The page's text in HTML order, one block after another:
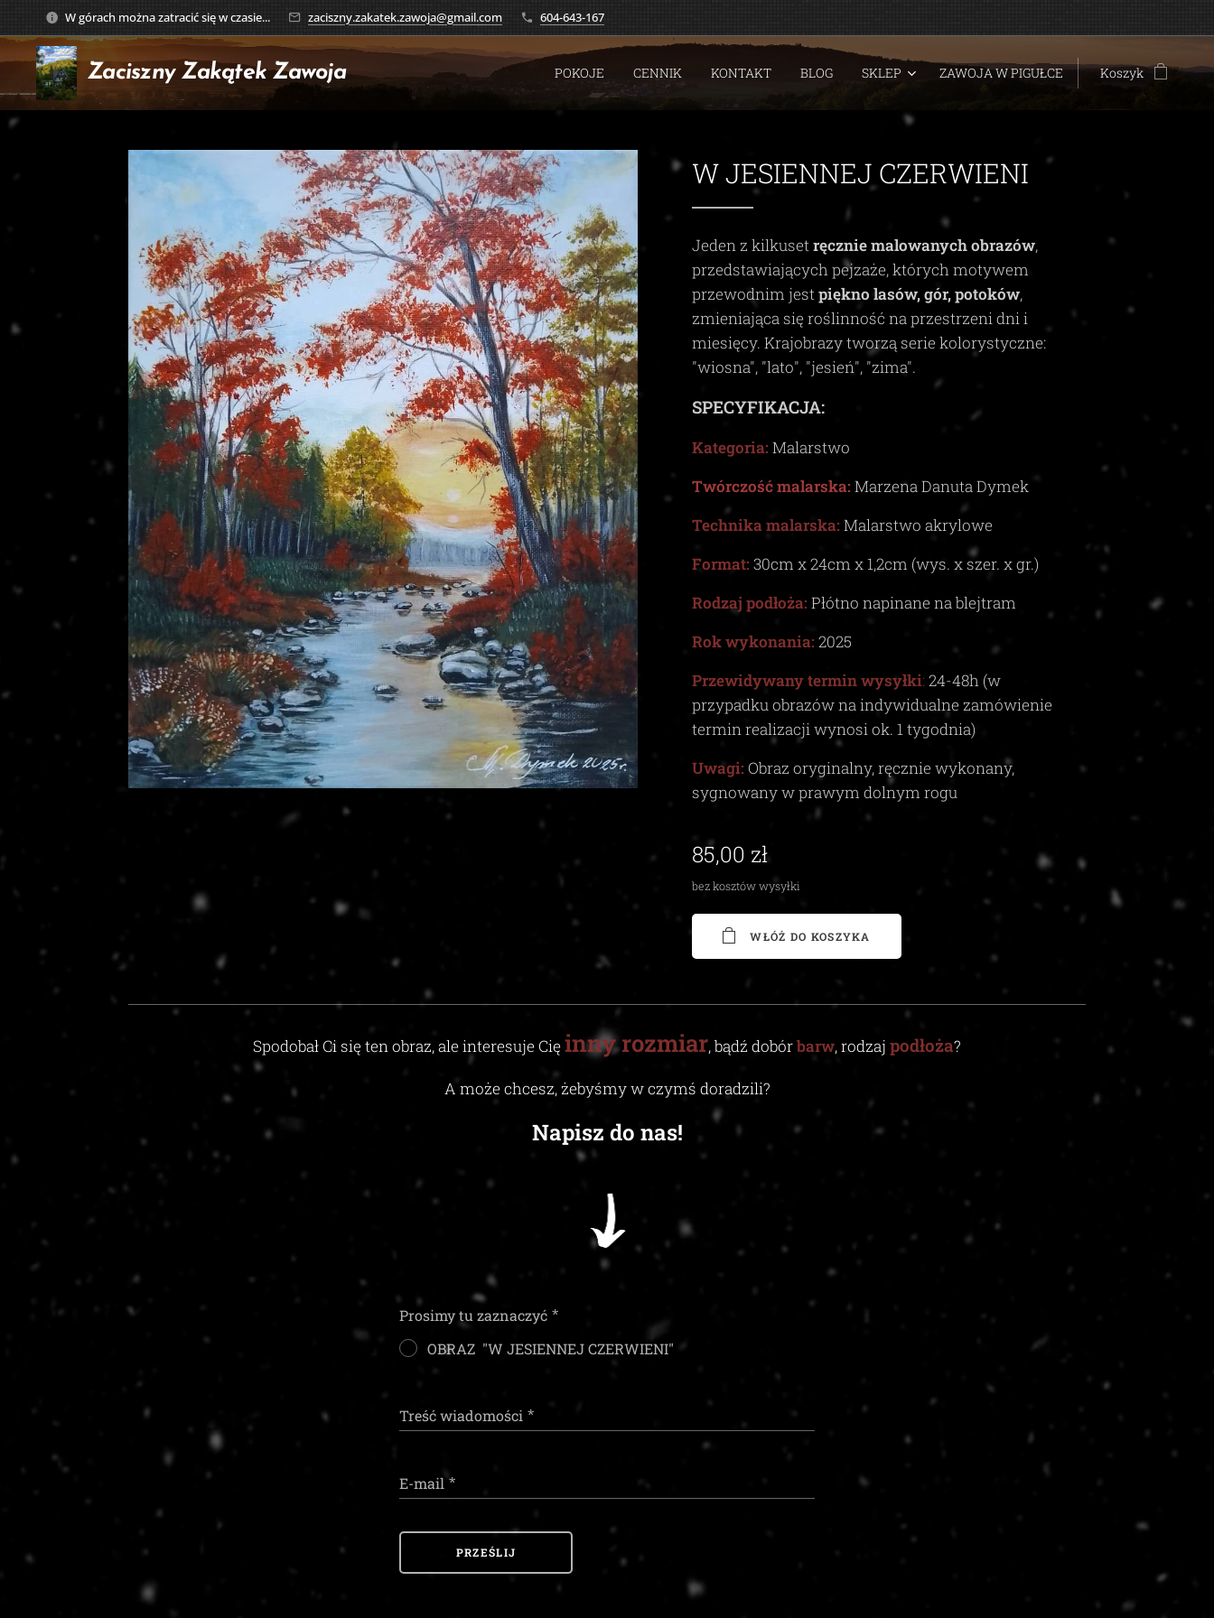
W górach można zatracić się w czasie... zaciszny.zakatek.zawoja@gmail.com 604-643-167
Zaciszny Zakątek Zawoja POKOJE CENNIK KONTAKT BLOG SKLEP ZAWOJA W PIGUŁCE Koszyk
W JESIENNEJ CZERWIENI
Jeden z kilkusetręcznie malowanych obrazów,
przedstawiających pejzaże, których motywem
przewodnim jestpiękno lasów, gór, potoków,
zmieniająca się roślinność na przestrzeni dni i
miesięcy. Krajobrazy tworzą serie kolorystyczne:
"wiosna", "lato", "jesień", "zima".
SPECYFIKACJA:
Kategoria: Malarstwo
Twórczość malarska: Marzena Danuta Dymek
Technika malarska: Malarstwo akrylowe
Format: 30cm x 24cm x1,2cm (wys. x szer. x gr.)
Rodzaj podłoża: Płótno napinane na blejtram
Rok wykonania: 2025
Przewidywany termin wysyłki:24-48h (w
przypadku obrazów na indywidualne zamówienie
termin realizacji wynosi ok.1tygodnia)
Uwagi: Obraz oryginalny, ręcznie wykonany,
sygnowany w prawym dolnym rogu
85,00 zł
bez kosztów wysyłki
WŁÓŻ DO KOSZYKA
Spodobał Ci się ten obraz, ale interesuje Cięinny rozmiar, bądź dobórbarw, rodzaj podłoża?
A może chcesz, żebyśmy w czymś doradzili?
Napisz do nas!
Prosimy tu zaznaczyć
OBRAZ "W JESIENNEJ CZERWIENI"
Treść wiadomości
E-mail
PRZEŚLIJ